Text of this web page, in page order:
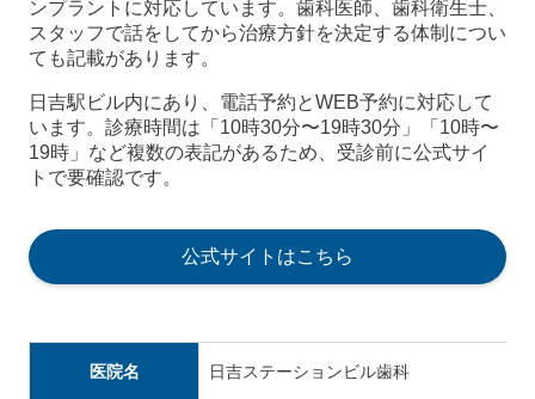
ンプラントに対応しています。歯科医師、歯科衛生士、
スタッフで話をしてから治療方針を決定する体制につい
ても記載があります。
日吉駅ビル内にあり、電話予約とWEB予約に対応して
います。診療時間は「10時30分〜19時30分」「10時〜
19時」など複数の表記があるため、受診前に公式サイ
トで要確認です。
公式サイトはこちら
医院名 日吉ステーションビル歯科